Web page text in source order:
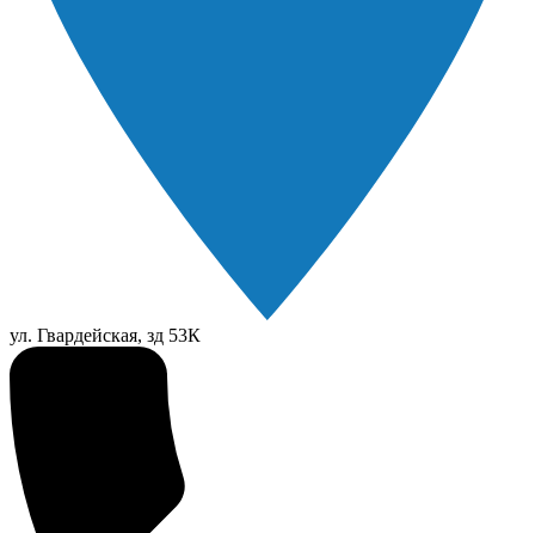
ул. Гвардейская, зд 53К